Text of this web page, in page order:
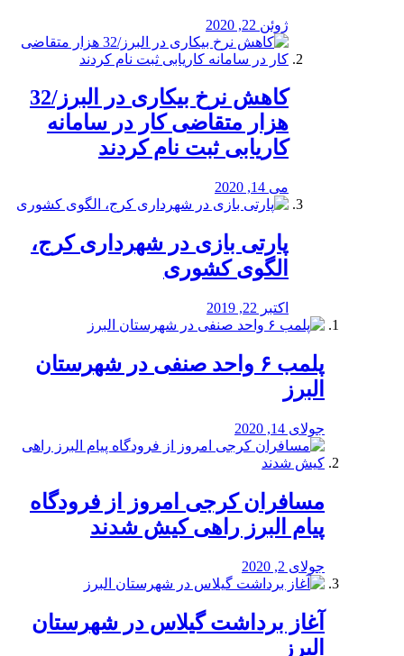
ژوئن 22, 2020
کاهش نرخ بیکاری در البرز/32
هزار متقاضی کار در سامانه
کاریابی ثبت نام کردند
می 14, 2020
پارتی بازی در شهرداری کرج،
الگوی کشوری
اکتبر 22, 2019
پلمب ۶ واحد صنفی در شهرستان
البرز
جولای 14, 2020
مسافران کرجی امروز از فرودگاه
پیام البرز راهی کیش شدند
جولای 2, 2020
آغاز برداشت گیلاس در شهرستان
البرز